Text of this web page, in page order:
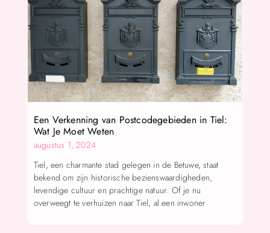
Een Verkenning van Postcodegebieden in Tiel:
Wat Je Moet Weten
augustus 1, 2024
Tiel, een charmante stad gelegen in de Betuwe, staat
bekend om zijn historische bezienswaardigheden,
levendige cultuur en prachtige natuur. Of je nu
overweegt te verhuizen naar Tiel, al een inwoner